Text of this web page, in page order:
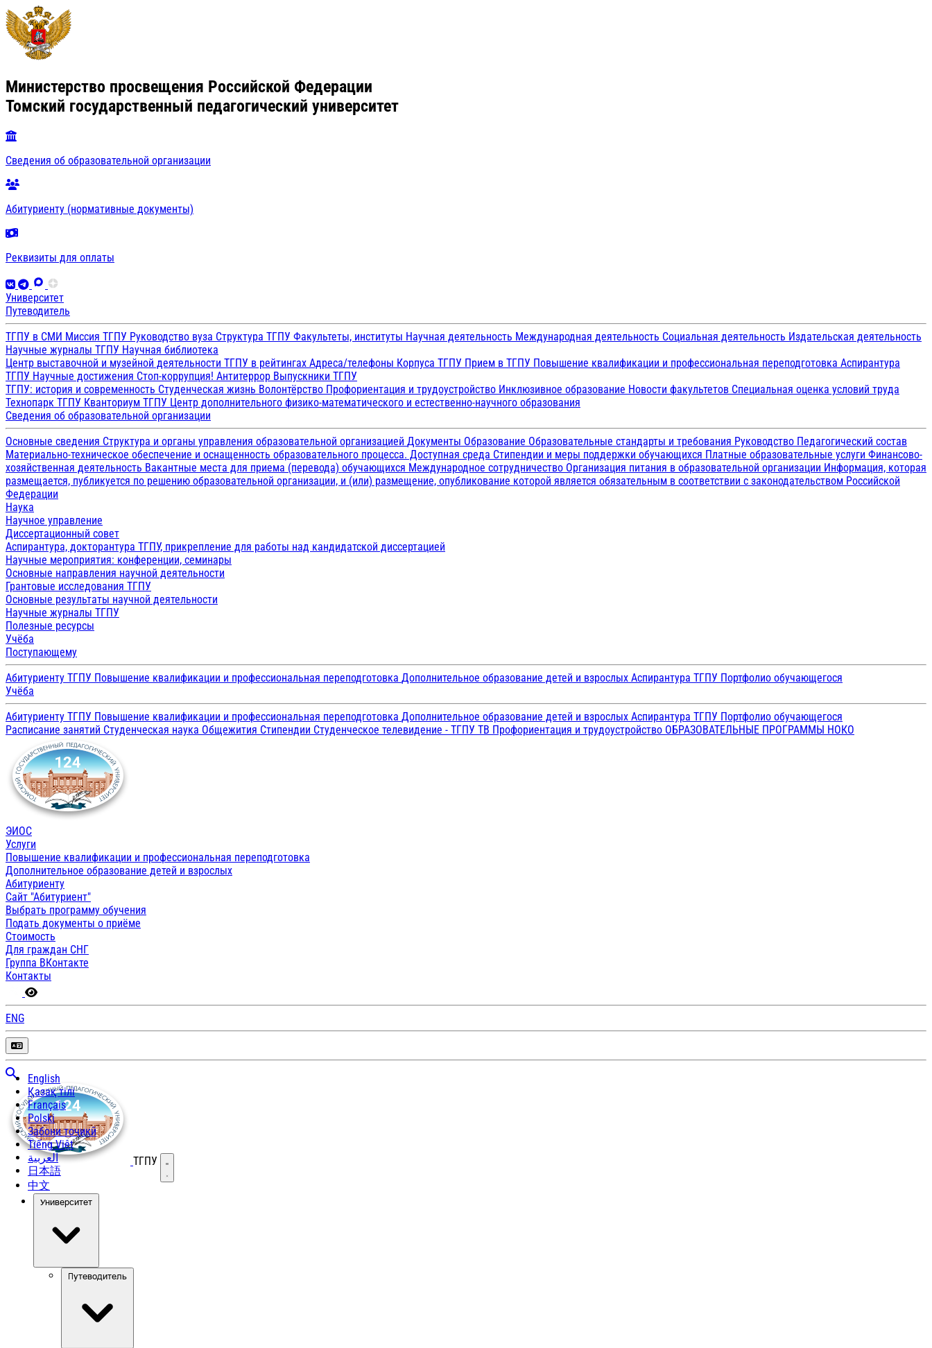
Министерство просвещения Российской Федерации
Томский государственный педагогический университет
Сведения об образовательной организации
Абитуриенту (нормативные документы)
Реквизиты для оплаты
Университет
Путеводитель
ТГПУ в СМИ Миссия ТГПУ Руководство вуза Структура ТГПУ Факультеты, институты Научная деятельность Международная деятельность Социальная деятельность Издательская деятельность
Научные журналы ТГПУ Научная библиотека
Центр выставочной и музейной деятельности ТГПУ в рейтингах Адреса/телефоны Корпуса ТГПУ Прием в ТГПУ Повышение квалификации и профессиональная переподготовка Аспирантура
ТГПУ Научные достижения Стоп-коррупция! Антитеррор Выпускники ТГПУ
ТГПУ: история и современность Студенческая жизнь Волонтёрство Профориентация и трудоустройство Инклюзивное образование Новости факультетов Специальная оценка условий труда
Технопарк ТГПУ Кванториум ТГПУ Центр дополнительного физико-математического и естественно-научного образования
Сведения об образовательной организации
Основные сведения Структура и органы управления образовательной организацией Документы Образование Образовательные стандарты и требования Руководство Педагогический состав
Материально-техническое обеспечение и оснащенность образовательного процесса. Доступная среда Стипендии и меры поддержки обучающихся Платные образовательные услуги Финансово-
хозяйственная деятельность Вакантные места для приема (перевода) обучающихся Международное сотрудничество Организация питания в образовательной организации Информация, которая
размещается, публикуется по решению образовательной организации, и (или) размещение, опубликование которой является обязательным в соответствии с законодательством Российской
Федерации
Наука
Научное управление
Диссертационный совет
Аспирантура, докторантура ТГПУ, прикрепление для работы над кандидатской диссертацией
Научные мероприятия: конференции, семинары
Основные направления научной деятельности
Грантовые исследования ТГПУ
Основные результаты научной деятельности
Научные журналы ТГПУ
Полезные ресурсы
Учёба
Поступающему
Абитуриенту ТГПУ Повышение квалификации и профессиональная переподготовка Дополнительное образование детей и взрослых Аспирантура ТГПУ Портфолио обучающегося
Учёба
Абитуриенту ТГПУ Повышение квалификации и профессиональная переподготовка Дополнительное образование детей и взрослых Аспирантура ТГПУ Портфолио обучающегося
Расписание занятий Студенческая наука Общежития Стипендии Студенческое телевидение - ТГПУ ТВ Профориентация и трудоустройство ОБРАЗОВАТЕЛЬНЫЕ ПРОГРАММЫ НОКО
ЭИОС
Услуги
Повышение квалификации и профессиональная переподготовка
Дополнительное образование детей и взрослых
Абитуриенту
Сайт "Абитуриент"
Выбрать программу обучения
Подать документы о приёме
Стоимость
Для граждан СНГ
Группа ВКонтакте
Контакты
ENG
English
Қазақ тілі
Français
Polski
Забони тоҷикӣ
Tiếng Việt
العربية
日本語
中文
ТГПУ Открыть меню
Университет
Путеводитель